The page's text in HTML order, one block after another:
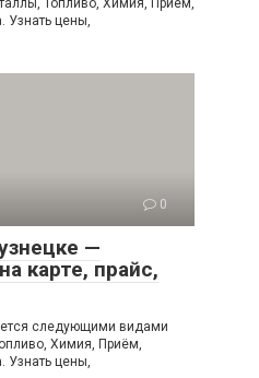
Топливо, Химия, Приём,
Узнать цены,
0
—
карте, прайс,
следующими видами
Химия, Приём,
Узнать цены,